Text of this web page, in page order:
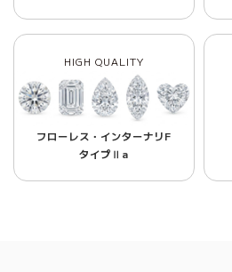
HIGH QUALITY
フローレス・インターナリF
タイプⅡa